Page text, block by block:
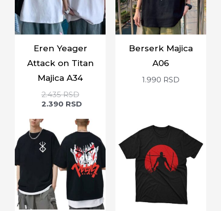
Eren Yeager
Attack on Titan
Majica A34
2.435RSD
2.390 RSD
Berserk Majica
A06
1.990 RSD